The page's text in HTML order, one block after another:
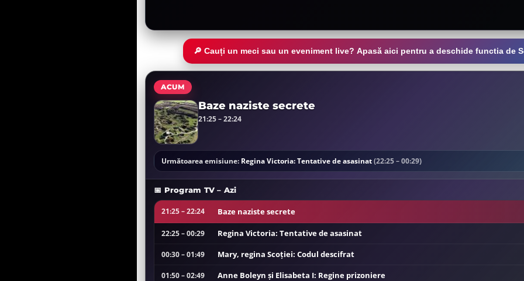
🔎 Cauți un meci sau un eveniment live? Apasă aici pentru a deschide functia de
ACUM
Baze naziste secrete
21:25 – 22:24
Următoarea emisiune: Regina Victoria: Tentative de asasinat(22:25 – 00:29)
📅 Program TV – Azi
21:25 – 22:24 Baze naziste secrete
22:25 – 00:29 Regina Victoria: Tentative de asasinat
00:30 – 01:49 Mary, regina Scoției: Codul descifrat
01:50 – 02:49 Anne Boleyn și Elisabeta I: Regine prizoniere